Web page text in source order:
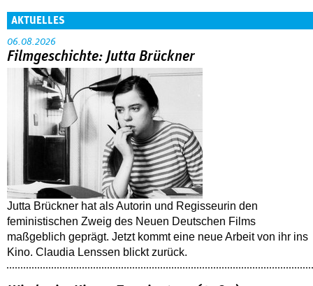
AKTUELLES
06.08.2026
Filmgeschichte: Jutta Brückner
Jutta Brückner hat als Autorin und Regisseurin den
feministischen Zweig des Neuen Deutschen Films
maßgeblich geprägt. Jetzt kommt eine neue Arbeit von ihr ins
Kino. Claudia Lenssen blickt zurück.